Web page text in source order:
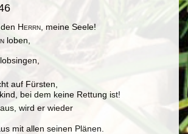
Herrn , meine Seele!
loben,
auf Fürsten,
bei dem keine Rettung ist!
wird er wieder
mit allen seinen Plänen.